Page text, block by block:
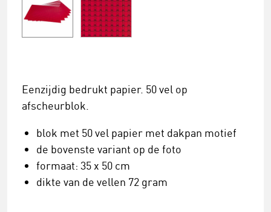
Eenzijdig bedrukt papier. 50 vel op
afscheurblok.
blok met 50 vel papier met dakpan motief
de bovenste variant op de foto
formaat: 35 x 50 cm
dikte van de vellen 72 gram